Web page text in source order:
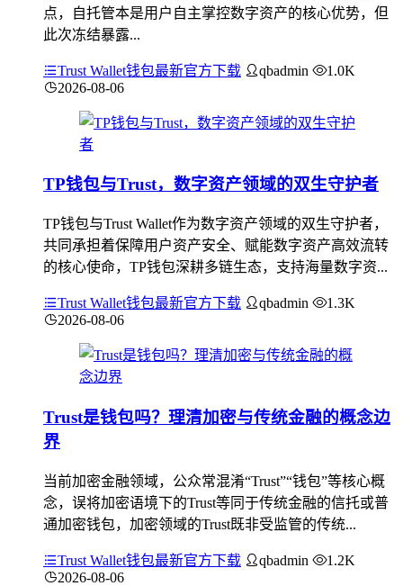
点，自托管本是用户自主掌控数字资产的核心优势，但
此次冻结暴露...
Trust Wallet钱包最新官方下载 qbadmin
1.0K
2026-08-06
TP钱包与Trust，数字资产领域的双生守护者
TP钱包与Trust Wallet作为数字资产领域的双生守护者，
共同承担着保障用户资产安全、赋能数字资产高效流转
的核心使命，TP钱包深耕多链生态，支持海量数字资...
Trust Wallet钱包最新官方下载 qbadmin
1.3K
2026-08-06
Trust是钱包吗？理清加密与传统金融的概念边
界
当前加密金融领域，公众常混淆“Trust”“钱包”等核心概
念，误将加密语境下的Trust等同于传统金融的信托或普
通加密钱包，加密领域的Trust既非受监管的传统...
Trust Wallet钱包最新官方下载 qbadmin
1.2K
2026-08-06